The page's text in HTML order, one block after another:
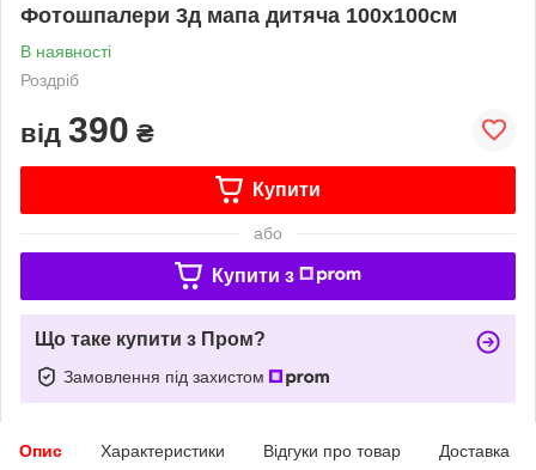
Фотошпалери 3д мапа дитяча 100х100см
В наявності
Роздріб
від 390 ₴
Купити
або
Купити з
Що таке купити з Пром?
Замовлення під захистом
Опис Характеристики Відгуки про товар Доставка